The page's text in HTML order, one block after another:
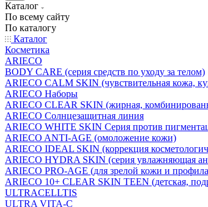
Каталог
По всему сайту
По каталогу
Каталог
Косметика
ARIECO
BODY CARE (серия средств по уходу за телом)
ARIECO CALM SKIN (чувствительная кожа,
ARIECO Наборы
ARIECO CLEAR SKIN (жирная,
ARIECO Солнцезащитная линия
ARIECO WHITE SKIN Серия против
ARIECO ANTI-AGE (омоложение кожи)
ARIECO IDEAL SKIN (коррекция
ARIECO HYDRA SKIN (серия увлажняющая
ARIECO PRO-AGE (для зрелой кожи и
ARIECO 10+ CLEAR SKIN TEEN (детская,
ULTRACELLTIS
ULTRA VITA-C